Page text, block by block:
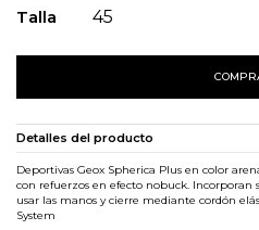
Talla 45
Detalles del producto
Deportivas Geox Spherica Plus en color
con refuerzos en efecto nobuck. Incorporan
usar las manos y cierre mediante cordón
System